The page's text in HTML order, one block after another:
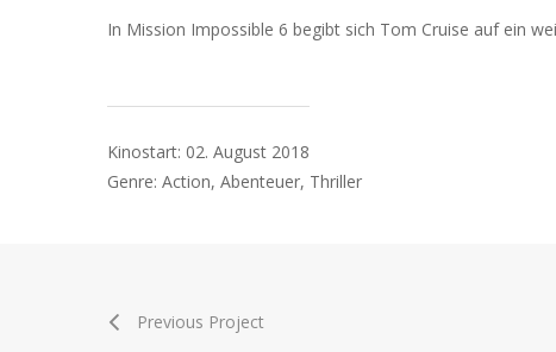
In Mission Impossible 6 begibt sich Tom Cruise auf ein
Kinostart: 02. August 2018
Genre: Action, Abenteuer, Thriller
Previous Project